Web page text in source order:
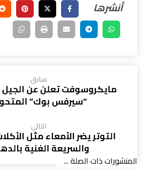
سابق
مايكروسوفت تعلن عن الجيل
“سيرفس بوك”
التالي
التوتر يضر الأمعاء مثل
والسريعة الغنية
المنشورات ذات الصلة ...